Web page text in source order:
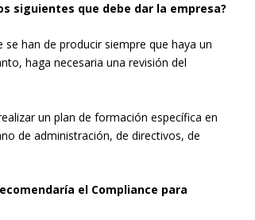
siguientes que debe dar la empresa?
han de producir siempre que haya un
haga necesaria una revisión del
un plan de formación específica en
de administración, de directivos, de
el Compliance para